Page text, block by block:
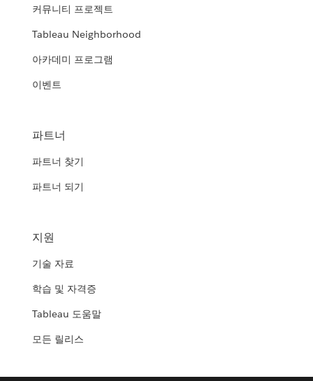
커뮤니티 프로젝트
Tableau Neighborhood
아카데미 프로그램
이벤트
파트너
파트너 찾기
파트너 되기
지원
기술 자료
학습 및 자격증
Tableau 도움말
모든 릴리스